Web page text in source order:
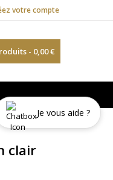
votre compte
- 0,00 €
clair
Je vous aide ?